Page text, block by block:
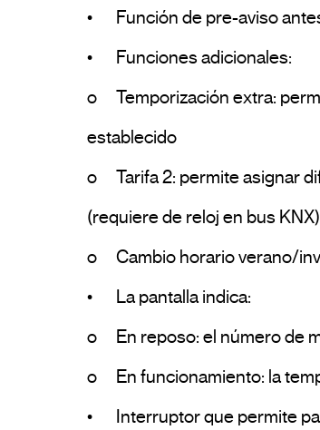
•	Función de pre-aviso antes de fin de temporización activable y configurable
•	Funciones adicionales:
o	Temporización extra: permite asignar una temporización extra cuando se introduce un número de monedas/fichas superior al
establecido
o	Tarifa 2: permite asignar diferente número de monedas/fichas y temporización de acuerdo con un horario y calendario establecido
(requiere de reloj en bus KNX)
o	Cambio horario verano/invierno
•	La pantalla indica:
o	En reposo: el número de monedas/ fichas a introducir
o	En funcionamiento: la temporización restante
•	Interruptor que permite pausar la temporización